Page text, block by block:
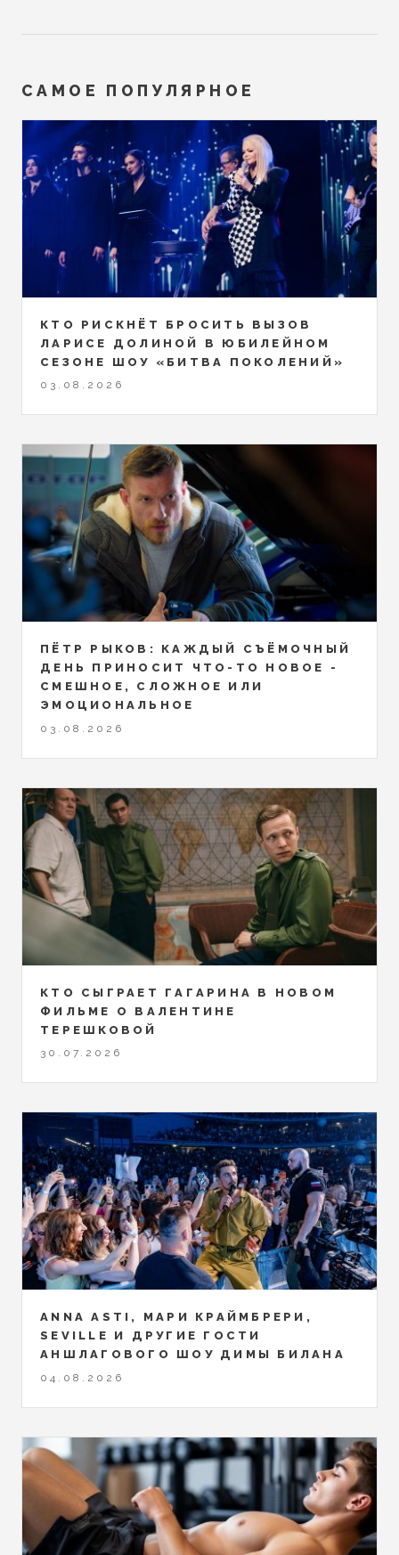
САМОЕ ПОПУЛЯРНОЕ
КТО РИСКНЁТ БРОСИТЬ ВЫЗОВ
ЛАРИСЕ ДОЛИНОЙ В ЮБИЛЕЙНОМ
СЕЗОНЕ ШОУ «БИТВА ПОКОЛЕНИЙ»
03.08.2026
ПЁТР РЫКОВ: КАЖДЫЙ СЪЁМОЧНЫЙ
ДЕНЬ ПРИНОСИТ ЧТО-ТО НОВОЕ -
СМЕШНОЕ, СЛОЖНОЕ ИЛИ
ЭМОЦИОНАЛЬНОЕ
03.08.2026
КТО СЫГРАЕТ ГАГАРИНА В НОВОМ
ФИЛЬМЕ О ВАЛЕНТИНЕ
ТЕРЕШКОВОЙ
30.07.2026
ANNA ASTI, МАРИ КРАЙМБРЕРИ,
SEVILLE И ДРУГИЕ ГОСТИ
АНШЛАГОВОГО ШОУ ДИМЫ БИЛАНА
04.08.2026